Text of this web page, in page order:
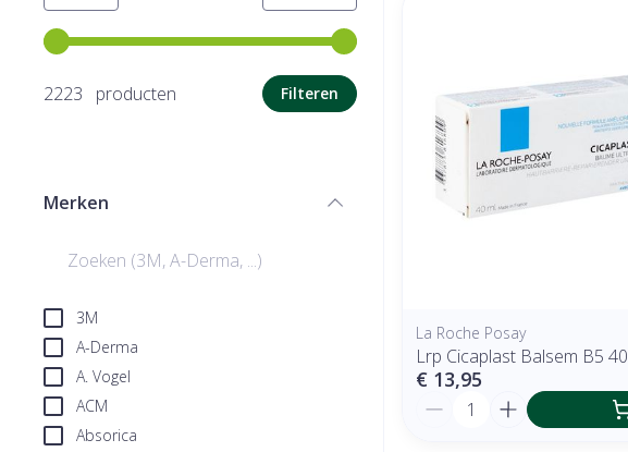
Gebruik de pijltjestoetsen links en rechts om de minimale en maximale
2223 producten
Filteren
Merken
3M
A-Derma
A. Vogel
ACM
Absorica
La Roche Posay
Lrp Cicaplast Balsem B5
€ 13,95
Aantal